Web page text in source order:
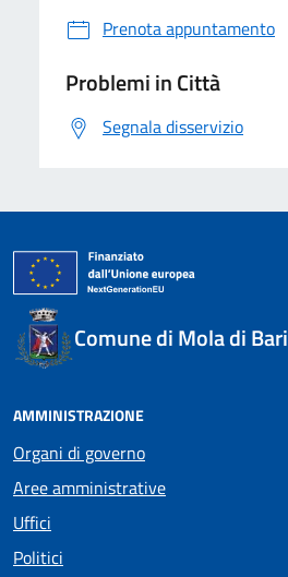
Prenota appuntamento
Problemi in Città
Segnala disservizio
Comune di Mola di Bari
AMMINISTRAZIONE
Organi di governo
Aree amministrative
Uffici
Politici